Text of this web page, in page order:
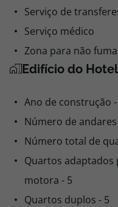
Serviço de
Serviço médico
Zona para não
Edifício do Hotel
Ano de construção
Número de
Número total de
Quartos adaptados
motora - 5
Quartos duplos - 5